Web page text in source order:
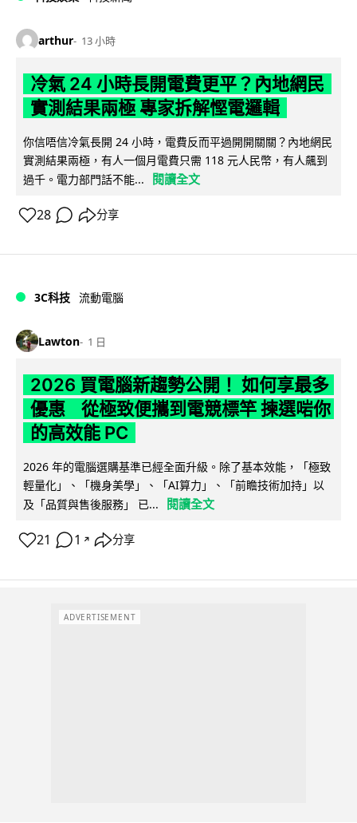
arthur 13 小時
冷氣 24 小時長開電費更平？內地網民
實測結果兩極 專家拆解慳電邏輯
你信唔信冷氣長開 24 小時，電費反而平過開開關關？內地網民
實測結果兩極，有人一個月電費只需 118 元人民幣，有人飆到
過千。電力部門話不能...
閱讀全文
28 分享
3C科技 流動電腦
Lawton 1 日
2026 買電腦新趨勢公開！ 如何享最多
優惠 從極致便攜到電競標竿 揀選啱你
的高效能 PC
2026 年的電腦選購基準已經全面升級。除了基本效能，「極致
輕量化」、「機身美學」、「AI算力」、「前瞻技術加持」以
及「品質與售後服務」 已...
閱讀全文
21 1 ↗ 分享
ADVERTISEMENT